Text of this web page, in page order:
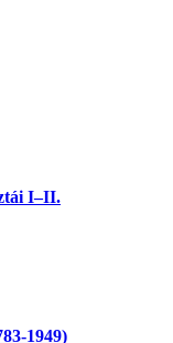
I–II.
1949)